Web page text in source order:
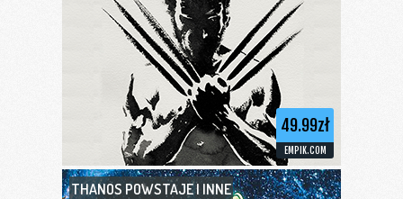
49.99zł
EMPIK.COM
THANOS POWSTAJE I INNE